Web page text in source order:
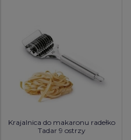
Krajalnica do makaronu radełko
Tadar 9 ostrzy